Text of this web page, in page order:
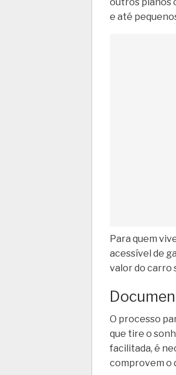
e até
Para quem
acessível de
valor do carro
O processo
que tire o
facilitada, é
comprovem o